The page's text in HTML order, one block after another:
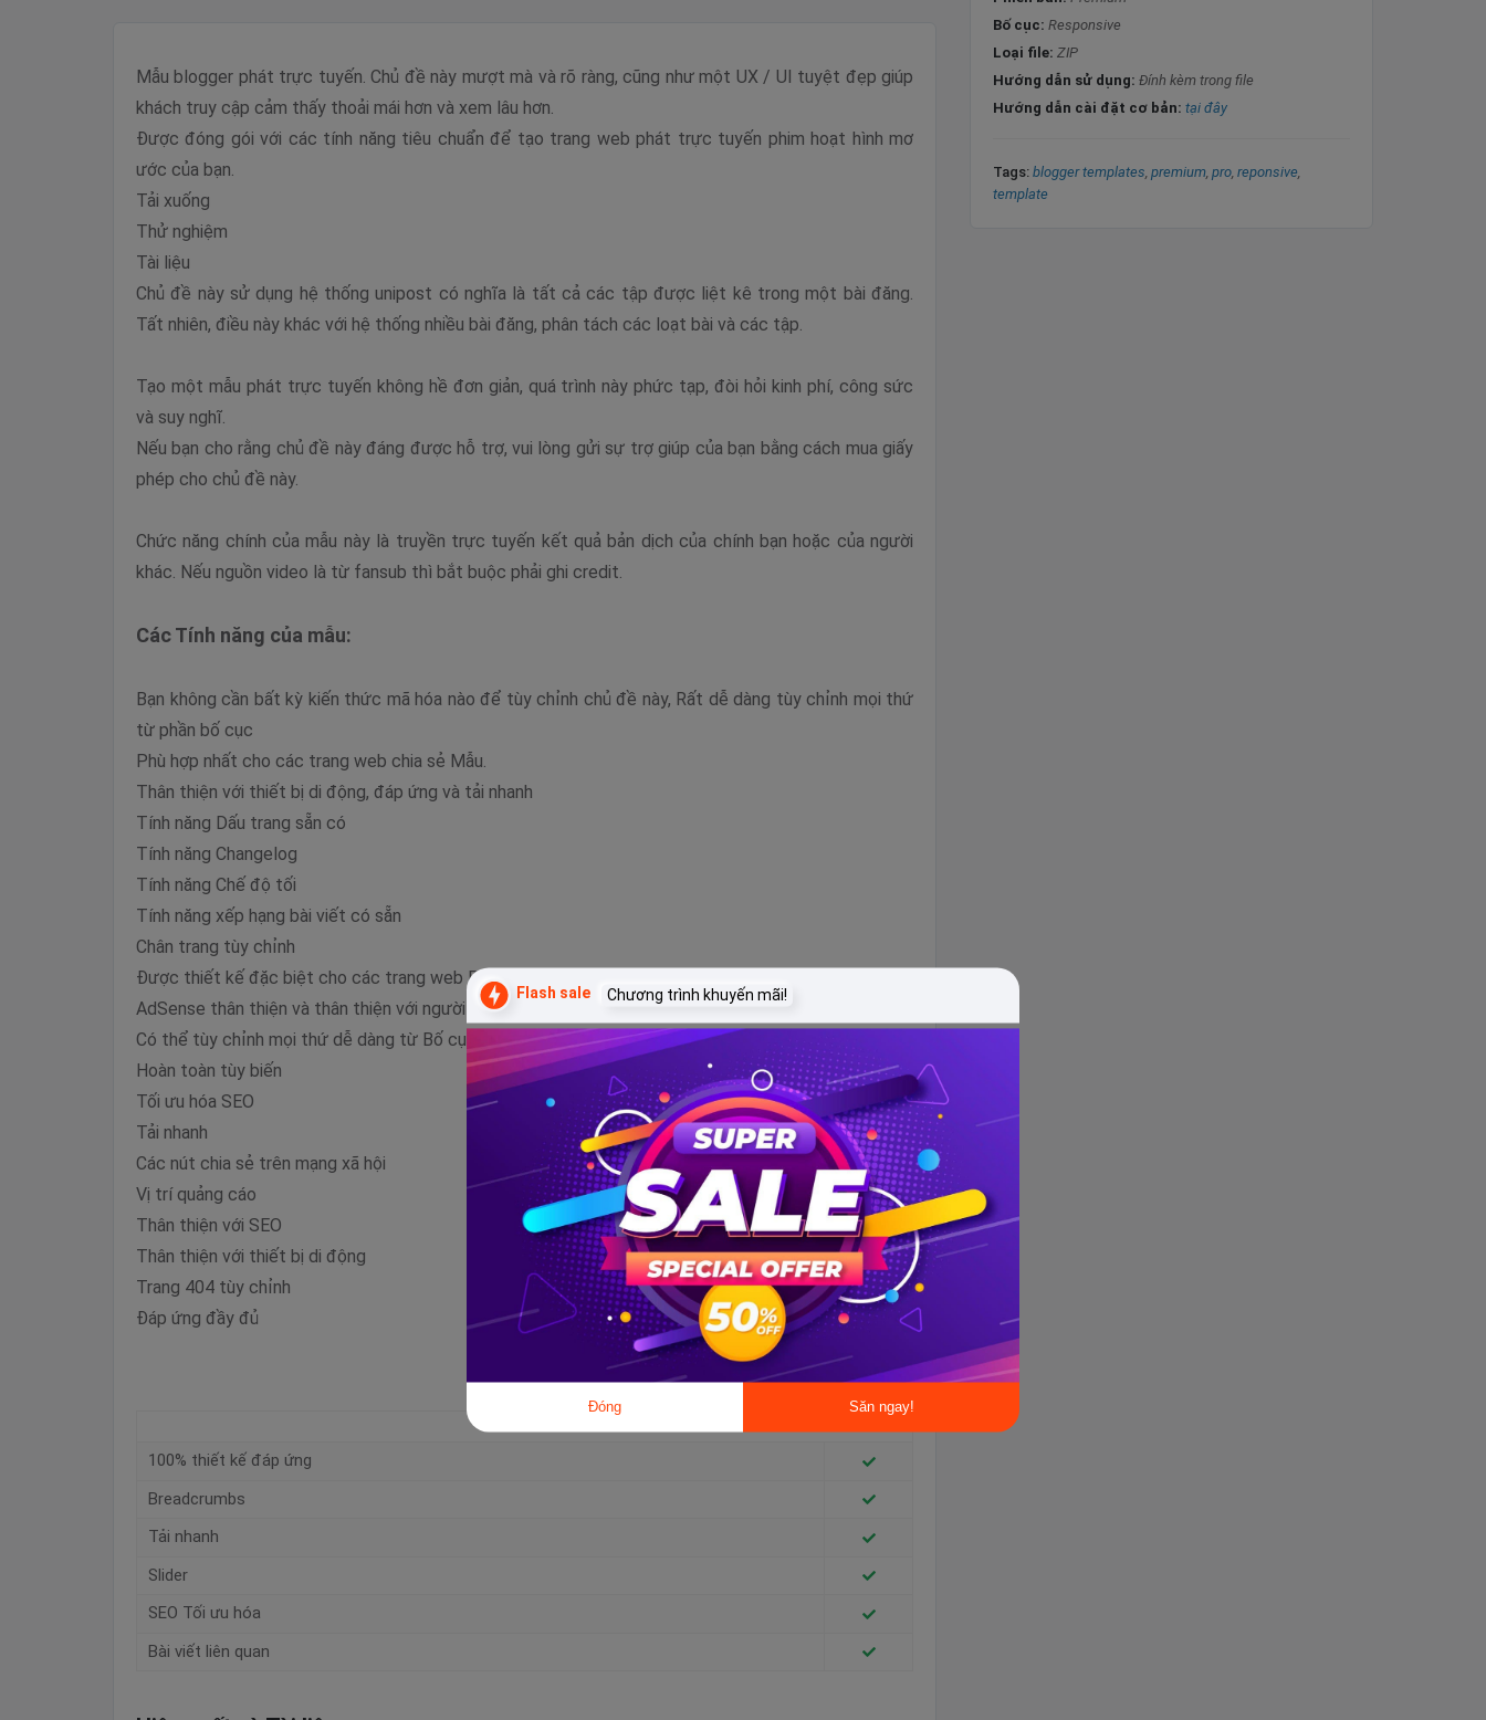
Mẫu blogger phát trực tuyến. Chủ đề này mượt mà và rõ ràng, cũng như một UX / UI tuyệt đẹp giúp
khách truy cập cảm thấy thoải mái hơn và xem lâu hơn.
Được đóng gói với các tính năng tiêu chuẩn để tạo trang web phát trực tuyến phim hoạt hình mơ
ước của bạn.
Tải xuống
Thử nghiệm
Tài liệu
Chủ đề này sử dụng hệ thống unipost có nghĩa là tất cả các tập được liệt kê trong một bài đăng.
Tất nhiên, điều này khác với hệ thống nhiều bài đăng, phân tách các loạt bài và các tập.
Tạo một mẫu phát trực tuyến không hề đơn giản, quá trình này phức tạp, đòi hỏi kinh phí, công sức
và suy nghĩ.
Nếu bạn cho rằng chủ đề này đáng được hỗ trợ, vui lòng gửi sự trợ giúp của bạn bằng cách mua giấy
phép cho chủ đề này.
Chức năng chính của mẫu này là truyền trực tuyến kết quả bản dịch của chính bạn hoặc của người
khác. Nếu nguồn video là từ fansub thì bắt buộc phải ghi credit.
Các Tính năng của mẫu:
Bạn không cần bất kỳ kiến ​​thức mã hóa nào để tùy chỉnh chủ đề này, Rất dễ dàng tùy chỉnh mọi thứ
từ phần bố cục
Phù hợp nhất cho các trang web chia sẻ Mẫu.
Thân thiện với thiết bị di động, đáp ứng và tải nhanh
Tính năng Dấu trang sẵn có
Tính năng Changelog
Tính năng Chế độ tối
Tính năng xếp hạng bài viết có sẵn
Chân trang tùy chỉnh
Được thiết kế đặc biệt cho các trang web Phim và truyện tranh
AdSense thân thiện và thân thiện với người dùng
Có thể tùy chỉnh mọi thứ dễ dàng từ Bố cục
Hoàn toàn tùy biến
Tối ưu hóa SEO
Tải nhanh
Các nút chia sẻ trên mạng xã hội
Vị trí quảng cáo
Thân thiện với SEO
Thân thiện với thiết bị di động
Trang 404 tùy chỉnh
Đáp ứng đầy đủ
100% thiết kế đáp ứng
Breadcrumbs
Tải nhanh
Slider
SEO Tối ưu hóa
Bài viết liên quan
Bố cục: Responsive
Loại file: ZIP
Hướng dẫn sử dụng: Đính kèm trong file
Hướng dẫn cài đặt cơ bản: tại đây
Tags: blogger templates premium pro reponsive
template
Đóng Săn ngay!
Flash sale Chương trình khuyến mãi!